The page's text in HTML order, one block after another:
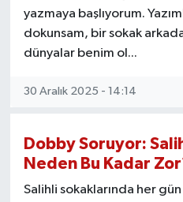
yazmaya başlıyorum.
dokunsam, bir sokak
dünyalar benim ol...
30 Aralık 2025 - 14:14
Dobby Soruyor:
Neden Bu Kadar
Salihli sokaklarında her
KÜLTÜR SANAT
SARIGÖL
KIRKAĞAÇ
DEMİRCİ
KÖPRÜBAŞI
SARIGÖL
SARUHANLI
EKONOMİ
SPOR
YAŞAM